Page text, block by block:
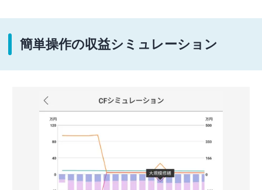
簡単操作の収益シミュレーション